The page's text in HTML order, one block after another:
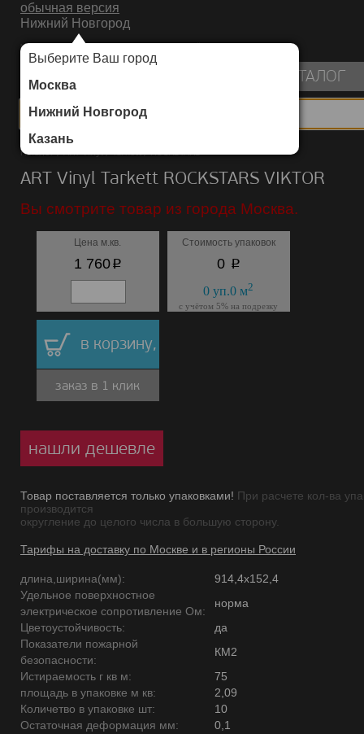
обычная версия
Нижний Новгород
Выберите Ваш город
Москва
Нижний Новгород
Казань
ИНТЕРНЕТ-МАГАЗИН НАПОЛЬНЫХ ПОКРЫТИЙ
КАТАЛОГ
Каталог/ART Vinyl/Tarkett/ROCKSTARS
ART Vinyl Tarkett ROCKSTARS VIKTOR
Вы смотрите товар из города Москва.
Цена м.кв.
1 760p
Стоимость упаковок
0 p
0 уп.0 м2
с учётом 5% на подрезку
в корзину,
заказ в 1 клик
нашли дешевле
Товар поставляется только упаковками! При расчете кол-ва
производится
округление до целого числа в большую сторону.
Тарифы на доставку по Москве и в регионы России
длина,ширина(мм):
914,4х152,4
Удельное поверхностное
электрическое сопротивление Ом:
норма
Цветоустойчивость:
да
Показатели пожарной
безопасности:
КМ2
Истираемость г кв м:
75
площадь в упаковке м кв:
2,09
Количетво в упаковке шт:
10
Остаточная деформация мм:
0,1